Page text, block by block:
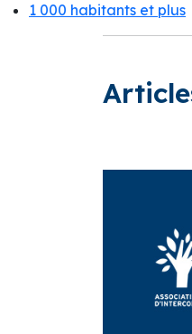
1 000 habitants et plus